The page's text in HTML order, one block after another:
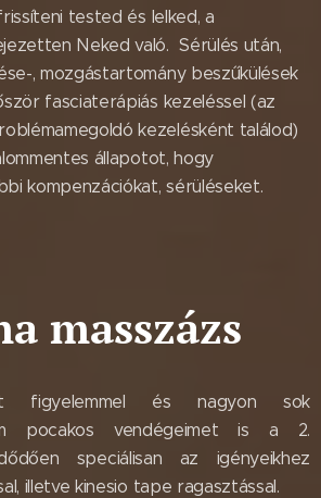
tested és lelked, a
Neked való. Sérülés után,
, mozgástartomány beszűkülések
fasciaterápiás kezeléssel (az
kezelésként találod)
állapotot, hogy
kompenzációkat, sérüléseket.
masszázs
figyelemmel és nagyon sok
pocakos vendégeimet is a 2.
speciálisan az igényeikhez
illetve kinesio tape ragasztással.